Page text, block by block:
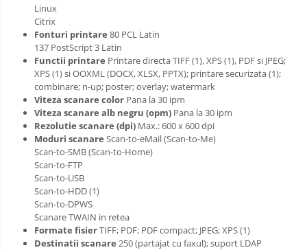
Linux
Citrix
Fonturi printare 80 PCL Latin
137 PostScript 3 Latin
Functii printare Printare directa TIFF (1), XPS (1), PDF si JPEG;
XPS (1) si OOXML (DOCX, XLSX, PPTX); printare securizata (1);
combinare; n-up; poster; overlay; watermark
Viteza scanare color Pana la 30 ipm
Viteza scanare alb negru (opm) Pana la 30 ipm
Rezolutie scanare (dpi) Max.: 600 x 600 dpi
Moduri scanare Scan-to-eMail (Scan-to-Me)
Scan-to-SMB (Scan-to-Home)
Scan-to-FTP
Scan-to-USB
Scan-to-HDD (1)
Scan-to-DPWS
Scanare TWAIN in retea
Formate fisierTIFF; PDF; PDF compact; JPEG; XPS (1)
Destinatii scanare 250 (partajat cu faxul); suport LDAP